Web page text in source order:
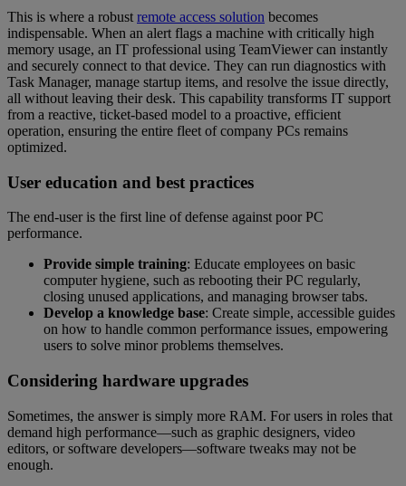
This is where a robust remote access solution becomes
indispensable. When an alert flags a machine with critically high
memory usage, an IT professional using TeamViewer can instantly
and securely connect to that device. They can run diagnostics with
Task Manager, manage startup items, and resolve the issue directly,
all without leaving their desk. This capability transforms IT support
from a reactive, ticket-based model to a proactive, efficient
operation, ensuring the entire fleet of company PCs remains
optimized.
User education and best practices
The end-user is the first line of defense against poor PC
performance.
Provide simple training: Educate employees on basic
computer hygiene, such as rebooting their PC regularly,
closing unused applications, and managing browser tabs.
Develop a knowledge base: Create simple, accessible guides
on how to handle common performance issues, empowering
users to solve minor problems themselves.
Considering hardware upgrades
Sometimes, the answer is simply more RAM. For users in roles that
demand high performance—such as graphic designers, video
editors, or software developers—software tweaks may not be
enough.